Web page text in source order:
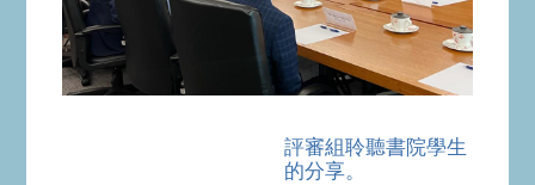
評審組聆聽書院學生
的分享。